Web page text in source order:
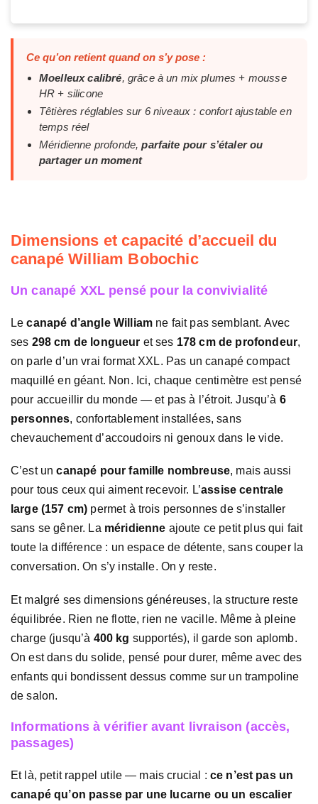
Ce qu’on retient quand on s’y pose :
Moelleux calibré, grâce à un mix plumes + mousse
HR + silicone
Têtières réglables sur 6 niveaux : confort ajustable en
temps réel
Méridienne profonde,parfaite pour s’étaler ou
partager un moment
Dimensions et capacité d’accueil du
canapé William Bobochic
Un canapé XXL pensé pour la convivialité
Lecanapé d’angle William ne fait pas semblant. Avec
ses 298 cm de longueur et ses 178 cm de profondeur,
on parle d’un vrai format XXL. Pas un canapé compact
maquillé en géant. Non. Ici, chaque centimètre est pensé
pour accueillir du monde — et pas à l’étroit. Jusqu’à 6
personnes, confortablement installées, sans
chevauchement d’accoudoirs ni genoux dans le vide.
C’est uncanapé pour famille nombreuse, mais aussi
pour tous ceux qui aiment recevoir. L’assise centrale
large (157 cm) permet à trois personnes de s’installer
sans se gêner. La méridienne ajoute ce petit plus qui fait
toute la différence : un espace de détente, sans couper la
conversation. On s’y installe. On y reste.
Et malgré ses dimensions généreuses, la structure reste
équilibrée. Rien ne flotte, rien ne vacille. Même à pleine
charge (jusqu’à 400 kg supportés), il garde son aplomb.
On est dans du solide, pensé pour durer, même avec des
enfants qui bondissent dessus comme sur un trampoline
de salon.
Informations à vérifier avant livraison (accès,
passages)
Et là, petit rappel utile — mais crucial : ce n’est pas un
canapé qu’on passe par une lucarne ou un escalier